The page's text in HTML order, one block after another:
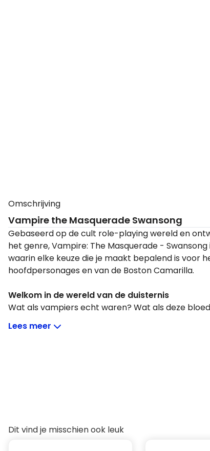
Omschrijving
Vampire the Masquerade Swansong
Gebaseerd op de cult role-playing wereld en
het genre, Vampire: The Masquerade - Swansong
waarin elke keuze die je maakt bepalend is voor
hoofdpersonages en van de Boston Camarilla.
Welkom in de wereld van de duisternis
Wat als vampiers echt waren? Wat als deze
uitbroedend? En wat als jij één van hen zou
Maskerade respecteren, de vampirische wet
Lees meer
Dit vind je misschien ook leuk